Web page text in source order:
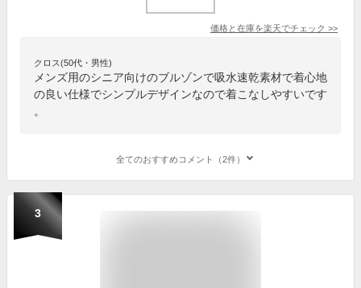
価格と在庫を楽天でチェック >>
クロス(50代・男性)
メンズ用のシニア向けのブルゾンで吸水速乾素材で着心地
の良い仕様でシンプルデザインなので着こなしやすいです
。
全てのおすすめコメント（2件）
3